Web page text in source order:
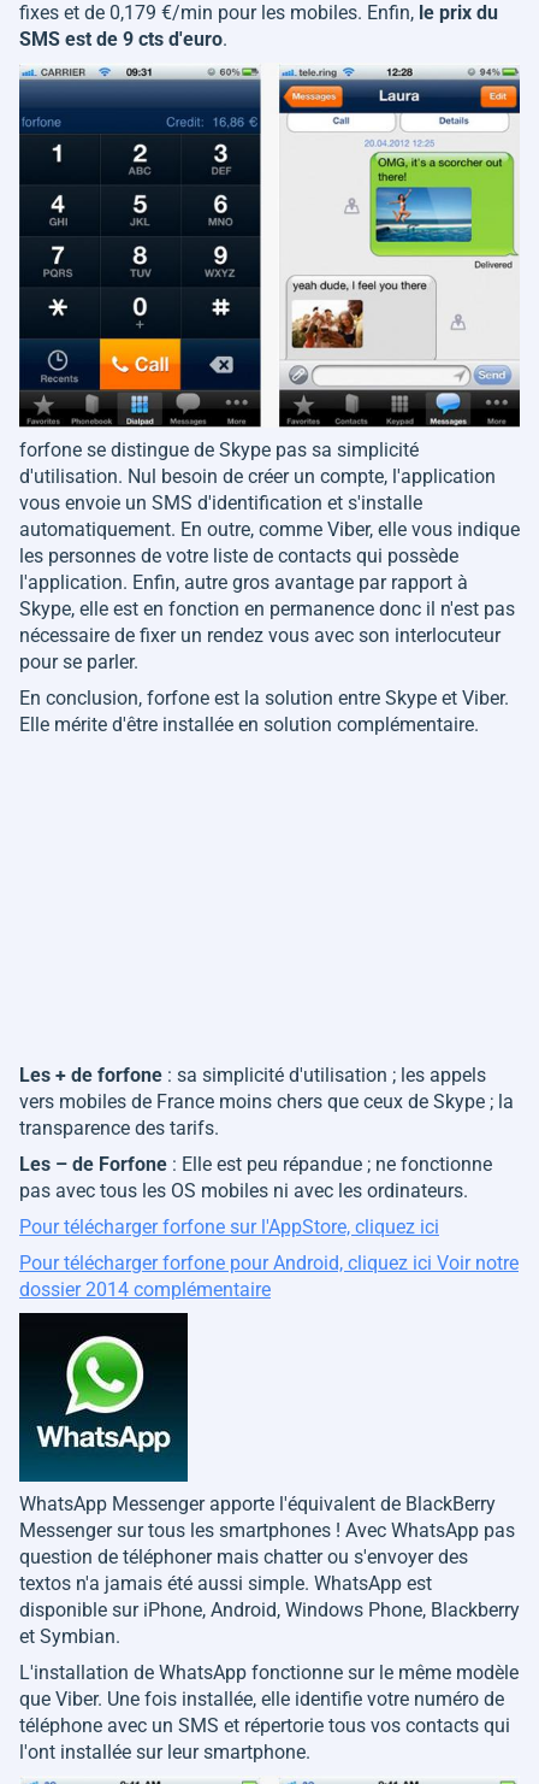
fixes et de 0,179 €/min pour les mobiles. Enfin, le prix du
SMS est de 9 cts d'euro.
forfone se distingue de Skype pas sa simplicité
d'utilisation. Nul besoin de créer un compte, l'application
vous envoie un SMS d'identification et s'installe
automatiquement. En outre, comme Viber, elle vous indique
les personnes de votre liste de contacts qui possède
l'application. Enfin, autre gros avantage par rapport à
Skype, elle est en fonction en permanence donc il n'est pas
nécessaire de fixer un rendez vous avec son interlocuteur
pour se parler.
En conclusion, forfone est la solution entre Skype et Viber.
Elle mérite d'être installée en solution complémentaire.
Les + de forfone : sa simplicité d'utilisation ; les appels
vers mobiles de France moins chers que ceux de Skype ; la
transparence des tarifs.
Les – de Forfone : Elle est peu répandue ; ne fonctionne
pas avec tous les OS mobiles ni avec les ordinateurs.
Pour télécharger forfone sur l'AppStore, cliquez ici
Pour télécharger forfone pour Android, cliquez ici Voir notre
dossier 2014 complémentaire
WhatsApp Messenger apporte l'équivalent de BlackBerry
Messenger sur tous les smartphones ! Avec WhatsApp pas
question de téléphoner mais chatter ou s'envoyer des
textos n'a jamais été aussi simple. WhatsApp est
disponible sur iPhone, Android, Windows Phone, Blackberry
et Symbian.
L'installation de WhatsApp fonctionne sur le même modèle
que Viber. Une fois installée, elle identifie votre numéro de
téléphone avec un SMS et répertorie tous vos contacts qui
l'ont installée sur leur smartphone.